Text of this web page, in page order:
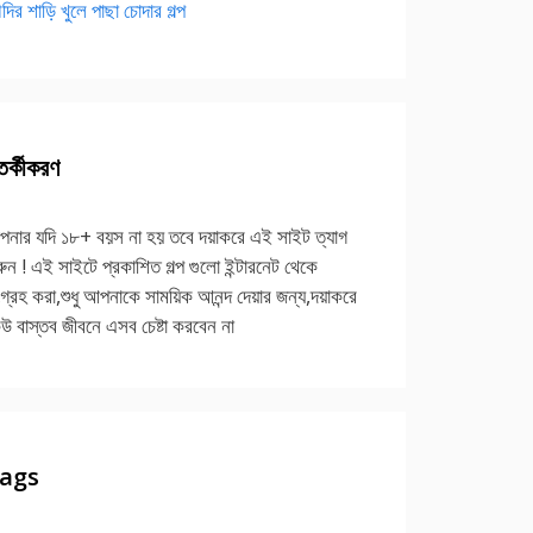
শাড়ি খুলে পাছা চোদার গল্প
যদি ১৮+ বয়স না হয় তবে দয়াকরে এই সাইট ত্যাগ
! এই সাইটে প্রকাশিত গল্প গুলো ইন্টারনেট থেকে
করা,শুধু আপনাকে সাময়িক আনন্দ দেয়ার জন্য,দয়াকরে
বাস্তব জীবনে এসব চেষ্টা করবেন না